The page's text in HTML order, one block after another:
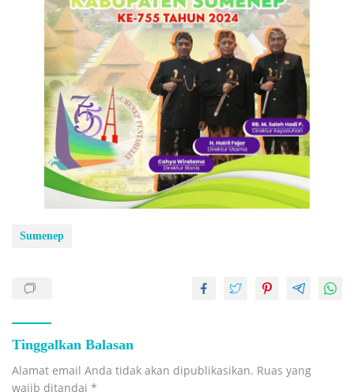
Sumenep
Tinggalkan Balasan
Alamat email Anda tidak akan dipublikasikan. Ruas yang
wajib ditandai *